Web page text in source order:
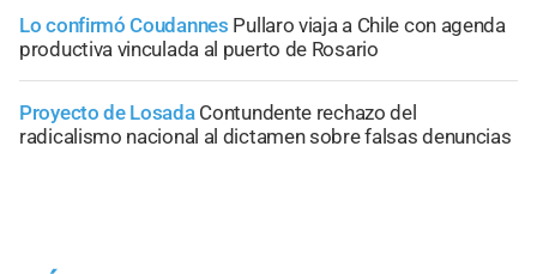
Lo confirmó Coudannes Pullaro viaja a Chile con agenda
productiva vinculada al puerto de Rosario
Proyecto de Losada Contundente rechazo del
radicalismo nacional al dictamen sobre falsas denuncias